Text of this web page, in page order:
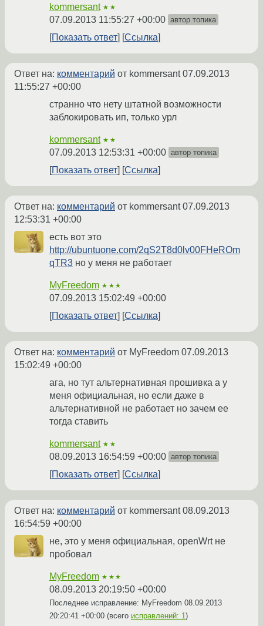
kommersant ★★
07.09.2013 11:55:27 +00:00 автор топика
Показать ответ Ссылка
Ответ на: комментарий от kommersant07.09.2013
11:55:27 +00:00
странно что нету штатной возможности
заблокировать ип, только урл
kommersant ★★
07.09.2013 12:53:31 +00:00 автор топика
Показать ответ Ссылка
Ответ на: комментарий от kommersant07.09.2013
12:53:31 +00:00
есть вот это
http://ubuntuone.com/2qS2T8d0lv00FHeROm
qTR3 но у меня не работает
MyFreedom ★★★
07.09.2013 15:02:49 +00:00
Показать ответ
Ссылка
Ответ на: комментарий от MyFreedom 07.09.2013
15:02:49 +00:00
ага, но тут альтернативная прошивка а у
меня официальная, но если даже в
альтернативной не работает но зачем ее
тогда ставить
kommersant ★★
08.09.2013 16:54:59 +00:00 автор топика
Показать ответ Ссылка
Ответ на: комментарий от kommersant08.09.2013
16:54:59 +00:00
не, это у меня официальная, openWrt не
пробовал
MyFreedom ★★★
08.09.2013 20:19:50 +00:00
Последнее исправление: MyFreedom 08.09.2013
20:20:41 +00:00 (всего исправлений: 1)